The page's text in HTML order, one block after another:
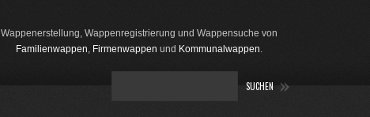
Wappenerstellung, Wappenregistrierung und Wappensuche von
Familienwappen, Firmenwappen und Kommunalwappen.